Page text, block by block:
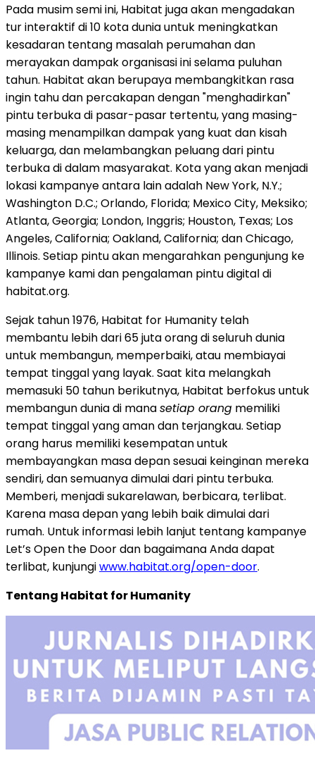
Pada musim semi ini, Habitat juga akan mengadakan
tur interaktif di 10 kota dunia untuk meningkatkan
kesadaran tentang masalah perumahan dan
merayakan dampak organisasi ini selama puluhan
tahun. Habitat akan berupaya membangkitkan rasa
ingin tahu dan percakapan dengan "menghadirkan"
pintu terbuka di pasar-pasar tertentu, yang masing-
masing menampilkan dampak yang kuat dan kisah
keluarga, dan melambangkan peluang dari pintu
terbuka di dalam masyarakat. Kota yang akan menjadi
lokasi kampanye antara lain adalah New York, N.Y.;
Washington D.C.; Orlando, Florida; Mexico City, Meksiko;
Atlanta, Georgia; London, Inggris; Houston, Texas; Los
Angeles, California; Oakland, California; dan Chicago,
Illinois. Setiap pintu akan mengarahkan pengunjung ke
kampanye kami dan pengalaman pintu digital di
habitat.org.
Sejak tahun 1976, Habitat for Humanity telah
membantu lebih dari 65 juta orang di seluruh dunia
untuk membangun, memperbaiki, atau membiayai
tempat tinggal yang layak. Saat kita melangkah
memasuki 50 tahun berikutnya, Habitat berfokus untuk
membangun dunia di manasetiap orang memiliki
tempat tinggal yang aman dan terjangkau. Setiap
orang harus memiliki kesempatan untuk
membayangkan masa depan sesuai keinginan mereka
sendiri, dan semuanya dimulai dari pintu terbuka.
Memberi, menjadi sukarelawan, berbicara, terlibat.
Karena masa depan yang lebih baik dimulai dari
rumah. Untuk informasi lebih lanjut tentang kampanye
Let’s Open the Door dan bagaimana Anda dapat
terlibat, kunjungiwww.habitat.org/open-door.
Tentang Habitat for Humanity